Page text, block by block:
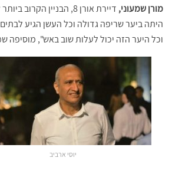
מורן שמעוני,
דיירת אורן 8, הבניין
היתה ביער שריפה גדולה וכל העשן הגיע
וכל היער הזה יכול לעלות שוב באש", מוסיפה
יוסי ארביב